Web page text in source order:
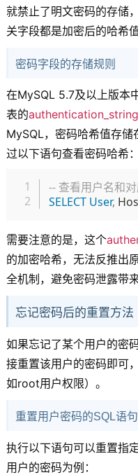
就禁止了明文密码的存储
关字段都是加密后的哈希
密码字段的存储规则
在MySQL 5.7及以上版本
表的authentication_string
MySQL，密码哈希值存储
过以下语句查看密码哈希：
-- 查看用户名和
SELECT User,
需要注意的是，这个
的加密哈希，无法反推出
全机制，避免密码泄露带
忘记密码后的重置方法
如果忘记了某个用户的密
接重置该用户的密码即可
如root用户权限）。
重置用户密码的SQL语句
执行以下语句可以重置指
用户的密码为例：